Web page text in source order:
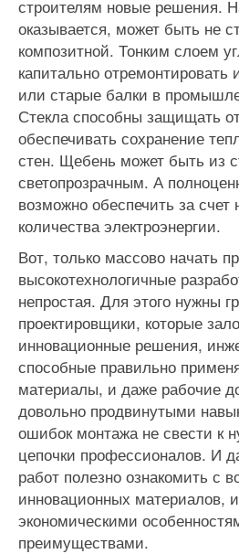
строителям новые решения.
оказывается, может быть не
композитной. Тонким слоем
капитально
или старые балки в
Стекла способны защищать
обеспечивать сохранение
стен. Щебень может быть из
светопрозрачным. А
возможно обеспечить за счет
количества электроэнергии.
Вот, только массово начать
высокотехнологичные
непростая. Для этого нужны
проектировщики, которые
инновационные решения,
способные правильно
материалы, и даже рабочие
довольно продвинутыми
ошибок монтажа не свести к
цепочки профессионалов. И
работ полезно ознакомить с
инновационных материалов,
экономическими
преимуществами.